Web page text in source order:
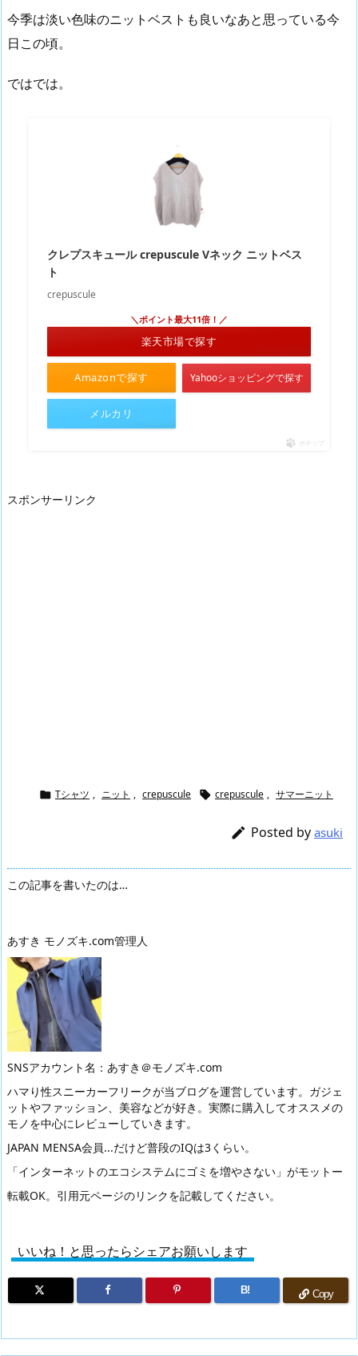
今季は淡い色味のニットベストも良いなあと思っている今
日この頃。
ではでは。
クレプスキュール crepuscule Vネック ニットベス
ト
crepuscule
Amazonで探す
＼ポイント最大11倍！／
楽天市場で探す
Yahooショッピングで探す
メルカリ
ポチップ
スポンサーリンク
 Tシャツ , ニット , crepuscule  crepuscule , サマーニット
 Posted by asuki
この記事を書いたのは…
あすき モノズキ.com管理人
SNSアカウント名：あすき＠モノズキ.com
ハマり性スニーカーフリークが当ブログを運営しています。ガジェ
ットやファッション、美容などが好き。実際に購入してオススメの
モノを中心にレビューしていきます。
JAPAN MENSA会員...だけど普段のIQは3くらい。
「インターネットのエコシステムにゴミを増やさない」がモットー
転載OK。引用元ページのリンクを記載してください。
いいね！と思ったらシェアお願いします
B! Copy